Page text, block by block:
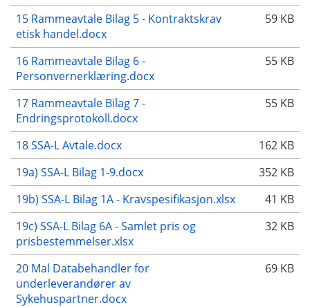
15 Rammeavtale Bilag 5 - Kontraktskrav
etisk handel.docx
59 KB
16 Rammeavtale Bilag 6 -
Personvernerklæring.docx
55 KB
17 Rammeavtale Bilag 7 -
Endringsprotokoll.docx
55 KB
18 SSA-L Avtale.docx
162 KB
19a) SSA-L Bilag 1-9.docx
352 KB
19b) SSA-L Bilag 1A - Kravspesifikasjon.xlsx
41 KB
19c) SSA-L Bilag 6A - Samlet pris og
prisbestemmelser.xlsx
32 KB
20 Mal Databehandler for
underleverandører av
Sykehuspartner.docx
69 KB